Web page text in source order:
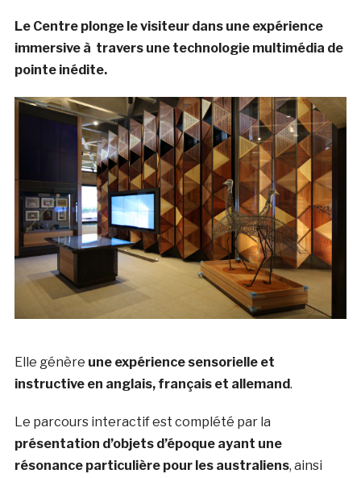
Le Centre plonge le visiteur dans une expérience
immersive à travers une technologie multimédia de
pointe inédite.
Elle génère une expérience sensorielle et
instructive en anglais, français et allemand.
Le parcours interactif est complété par la
présentation d’objets d’époque ayant une
résonance particulière pour les australiens, ainsi